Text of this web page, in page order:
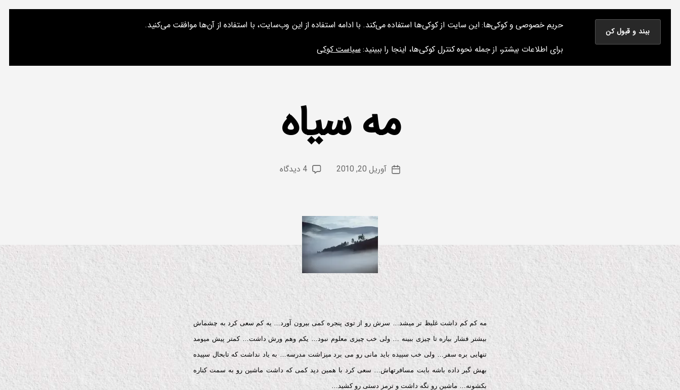
نوشته های پراکنده یک مسعود
نوشته‌های من درباره سینما، موسیقی و کتاب و چیزهای دیگر
ارائه‌ها و نشست‌های من تماس با من
ق
ی
مه سیاه
نویسنده
نوشته
از
م
ع
تاریخآوریل 20, 2010 4 دیدگاه
برای
مه کم کم داشت غلیظ تر میشد… سرش رو از توی پنجره کمی بیرون آورد… یه کم سعی کرد به چشماش
بیشتر فشار بیاره تا چیزی ببینه … ولی خب چیزی معلوم نبود… یکم وهم ورش داشت… کمتر پیش میومد
تنهایی بره سفر… ولی خب سپیده باید مانی رو می برد میزاشت مدرسه… به یاد نداشت که تابحال سپیده
بهش گیر داده باشه بابت مسافرتهاش… سعی کرد با همین دید کمی که داشت ماشین رو به سمت کناره
بکشونه… ماشین رو نگه داشت و ترمز دستی رو کشید…
حریم خصوصی و کوکی‌ها: این سایت از کوکی‌ها استفاده می‌کند. با ادامه استفاده از این وب‌سایت، با استفاده از آن‌ها موافقت می‌کنید.
برای اطلاعات بیشتر، از جمله نحوه کنترل کوکی‌ها، اینجا را ببینید:سیاست کوکی